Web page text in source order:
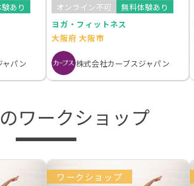
あり
ャパン
オンライン不可
無料体験あり
ヨガ・フィットネス
大阪府 大阪市
株式会社カーブスジャパン
ワークショップ
ワークショップ